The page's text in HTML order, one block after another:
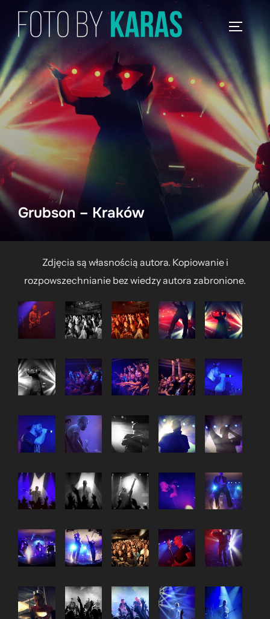
Skip
content
Grubson – Kraków
Zdjęcia są własnością autora. Kopiowanie i
rozpowszechnianie bez wiedzy autora zabronione.